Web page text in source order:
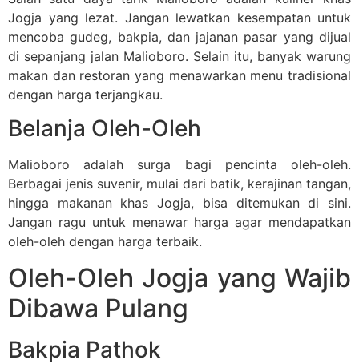
Jogja yang lezat. Jangan lewatkan kesempatan untuk
mencoba gudeg, bakpia, dan jajanan pasar yang dijual
di sepanjang jalan Malioboro. Selain itu, banyak warung
makan dan restoran yang menawarkan menu tradisional
dengan harga terjangkau.
Belanja Oleh-Oleh
Malioboro adalah surga bagi pencinta oleh-oleh.
Berbagai jenis suvenir, mulai dari batik, kerajinan tangan,
hingga makanan khas Jogja, bisa ditemukan di sini.
Jangan ragu untuk menawar harga agar mendapatkan
oleh-oleh dengan harga terbaik.
Oleh-Oleh Jogja yang Wajib
Dibawa Pulang
Bakpia Pathok